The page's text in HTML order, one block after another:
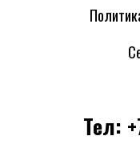
Тел: